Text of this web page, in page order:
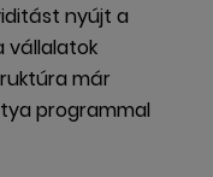
nyújt a
vállalatok
már
programmal